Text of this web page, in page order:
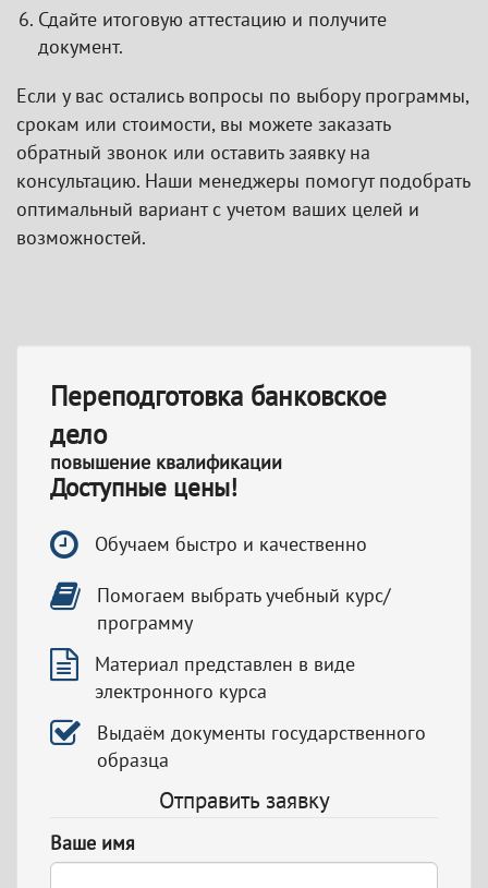
Сдайте итоговую аттестацию и получите
документ.
Если у вас остались вопросы по выбору программы,
срокам или стоимости, вы можете заказать
обратный звонок или оставить заявку на
консультацию. Наши менеджеры помогут подобрать
оптимальный вариант с учетом ваших целей и
возможностей.
Переподготовка банковское
дело
повышение квалификации
Доступные цены!
Обучаем быстро и качественно
Помогаем выбрать учебный курс/
программу
Материал представлен в виде
электронного курса
Выдаём документы государственного
образца
Отправить заявку
Ваше имя